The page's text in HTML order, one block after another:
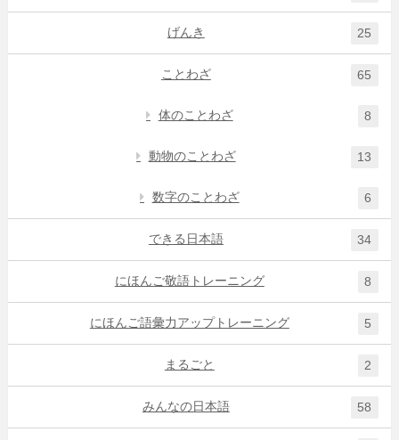
げんき 25
ことわざ 65
体のことわざ 8
動物のことわざ 13
数字のことわざ 6
できる日本語 34
にほんご敬語トレーニング 8
にほんご語彙力アップトレーニング 5
まるごと 2
みんなの日本語 58